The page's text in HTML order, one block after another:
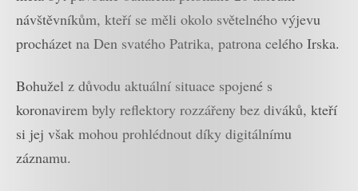
návštěvníkům, kteří se měli okolo světelného výjevu
procházet na Den svatého Patrika, patrona celého Irska.
Bohužel z důvodu aktuální situace spojené s
koronavirem byly reflektory rozzářeny bez diváků, kteří
si jej však mohou prohlédnout díky digitálnímu
záznamu.